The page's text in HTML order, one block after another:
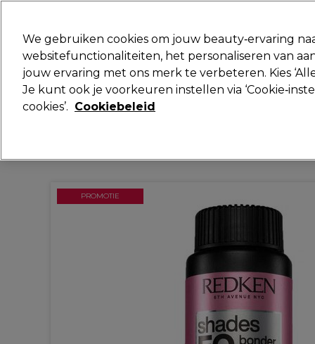
Merken Deals Haar Elektra
Volgende dag geleverd*
PROMOTIE
We gebruiken cookies om jouw beauty‑ervaring
websitefunctionaliteiten, het personaliseren van
jouw ervaring met ons merk te verbeteren. Kies
Je kunt ook je voorkeuren instellen via
cookies’. Cookiebeleid